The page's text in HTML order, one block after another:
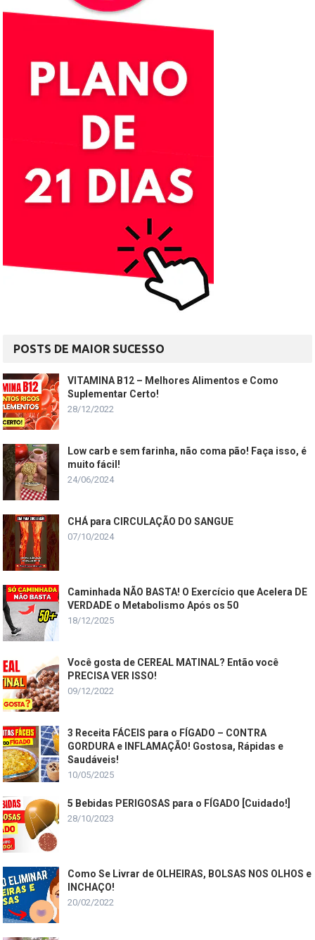
POSTS DE MAIOR SUCESSO
VITAMINA B12 – Melhores Alimentos e Como
Suplementar Certo!
28/12/2022
Low carb e sem farinha, não coma pão! Faça isso, é
muito fácil!
24/06/2024
CHÁ para CIRCULAÇÃO DO SANGUE
07/10/2024
Caminhada NÃO BASTA! O Exercício que Acelera DE
VERDADE o Metabolismo Após os 50
18/12/2025
Você gosta de CEREAL MATINAL? Então você
PRECISA VER ISSO!
09/12/2022
3 Receita FÁCEIS para o FÍGADO – CONTRA
GORDURA e INFLAMAÇÃO! Gostosa, Rápidas e
Saudáveis!
10/05/2025
5 Bebidas PERIGOSAS para o FÍGADO [Cuidado!]
28/10/2023
Como Se Livrar de OLHEIRAS, BOLSAS NOS OLHOS e
INCHAÇO!
20/02/2022